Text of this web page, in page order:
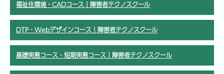
福祉住環境・CADコース｜障害者テクノスクール
DTP・Webデザインコース｜障害者テクノスクール
基礎実務コース・短期実務コース｜障害者テクノスクール